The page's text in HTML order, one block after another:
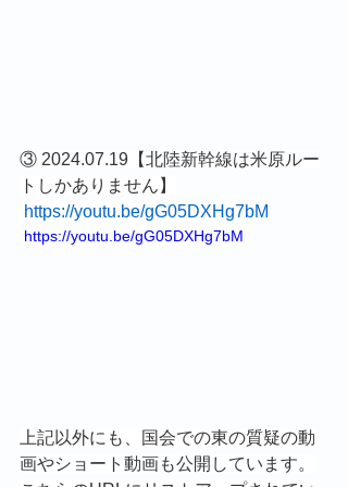
③ 2024.07.19【北陸新幹線は米原ルー
トしかありません】
https://youtu.be/gG05DXHg7bM
https://youtu.be/gG05DXHg7bM
上記以外にも、国会での東の質疑の動
画やショート動画も公開しています。